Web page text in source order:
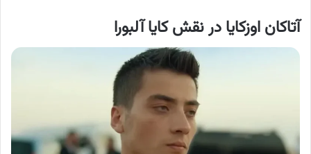
آتاکان اوزکایا در نقش کایا آلبورا